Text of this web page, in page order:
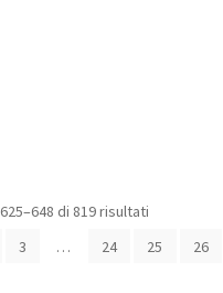
625–648 di 819 risultati
3 … 24 25 26